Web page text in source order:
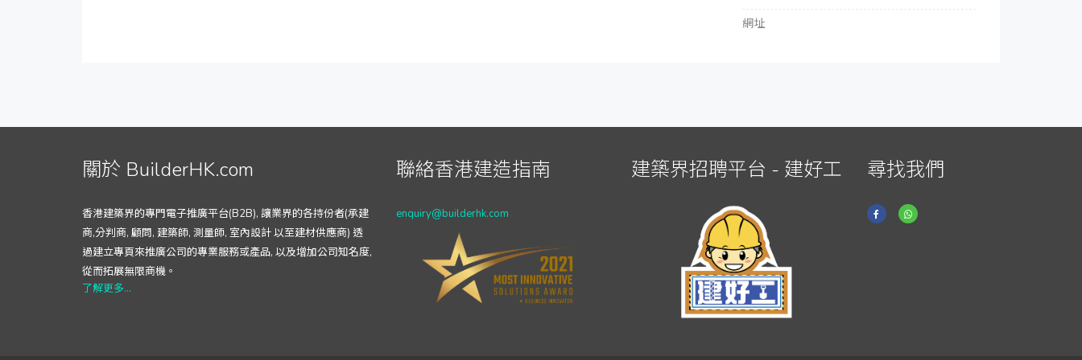
網址
關於 BuilderHK.com
香港建築界的專門電子推廣平台(B2B), 讓業界的各持份者(承建
商,分判商, 顧問, 建築師, 測量師, 室內設計 以至建材供應商) 透
過建立專頁來推廣公司的專業服務或產品, 以及增加公司知名度,
從而拓展無限商機。
了解更多...
聯絡香港建造指南
enquiry@builderhk.com
建築界招聘平台 - 建好工 尋找我們